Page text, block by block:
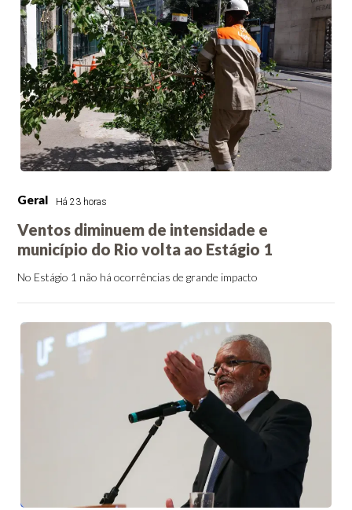
Geral Há 23 horas
Ventos diminuem de intensidade e
município do Rio volta ao Estágio 1
No Estágio 1 não há ocorrências de grande impacto